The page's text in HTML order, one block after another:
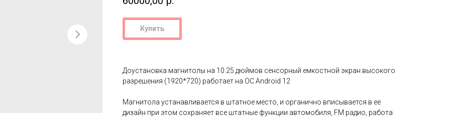
Купить
Доустановка магнитолы на 10.25 дюймов сенсорный емкостной экран высокого
разрешения (1920*720) работает на ОС Android 12
Магнитола устанавливается в штатное место, и органично вписывается в ее
дизайн при этом сохраняет все штатные функции автомобиля, FM радио, работа